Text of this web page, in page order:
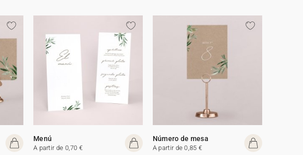
Menú
A partir de 0,70 €
Número de mesa
A partir de 0,85 €